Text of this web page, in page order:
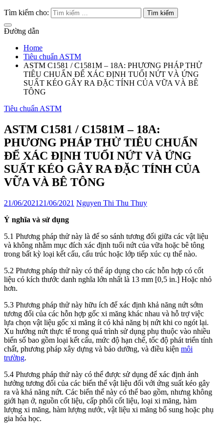
Tìm kiếm cho:
Đường dẫn
Home
Tiêu chuẩn ASTM
ASTM C1581 / C1581M – 18A: PHƯƠNG PHÁP THỬ
TIÊU CHUẨN ĐỂ XÁC ĐỊNH TUỔI NỨT VÀ ỨNG
SUẤT KÉO GÂY RA ĐẶC TÍNH CỦA VỮA VÀ BÊ
TÔNG
Tiêu chuẩn ASTM
ASTM C1581 / C1581M – 18A:
PHƯƠNG PHÁP THỬ TIÊU CHUẨN
ĐỂ XÁC ĐỊNH TUỔI NỨT VÀ ỨNG
SUẤT KÉO GÂY RA ĐẶC TÍNH CỦA
VỮA VÀ BÊ TÔNG
21/06/2021 21/06/2021 Nguyen Thi Thu Thuy
Ý nghĩa và sử dụng
5.1 Phương pháp thử này là để so sánh tương đối giữa các vật liệu
và không nhằm mục đích xác định tuổi nứt của vữa hoặc bê tông
trong bất kỳ loại kết cấu, cấu trúc hoặc lớp tiếp xúc cụ thể nào.
5.2 Phương pháp thử này có thể áp dụng cho các hỗn hợp có cốt
liệu có kích thước danh nghĩa lớn nhất là 13 mm [0,5 in.] Hoặc nhỏ
hơn.
5.3 Phương pháp thử này hữu ích để xác định khả năng nứt sớm
tương đối của các hỗn hợp gốc xi măng khác nhau và hỗ trợ việc
lựa chọn vật liệu gốc xi măng ít có khả năng bị nứt khi co ngót lại.
Xu hướng nứt thực tế trong quá trình sử dụng phụ thuộc vào nhiều
biến số bao gồm loại kết cấu, mức độ hạn chế, tốc độ phát triển tính
chất, phương pháp xây dựng và bảo dưỡng, và điều kiện môi
trường.
5.4 Phương pháp thử này có thể được sử dụng để xác định ảnh
hưởng tương đối của các biến thể vật liệu đối với ứng suất kéo gây
ra và khả năng nứt. Các biến thể này có thể bao gồm, nhưng không
giới hạn ở, nguồn cốt liệu, cấp phối cốt liệu, loại xi măng, hàm
lượng xi măng, hàm lượng nước, vật liệu xi măng bổ sung hoặc phụ
gia hóa học.